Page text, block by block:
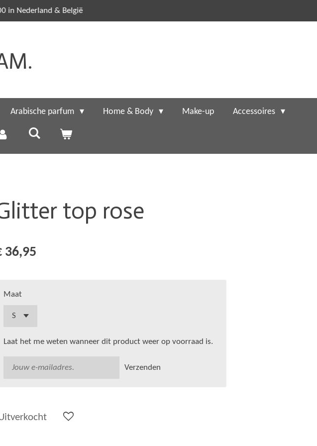
in Nederland & België
Arabische parfum Home & Body Make-up Accessoires
top rose
36,95
Maat
Laat het me weten wanneer dit product weer op voorraad is.
Verzenden